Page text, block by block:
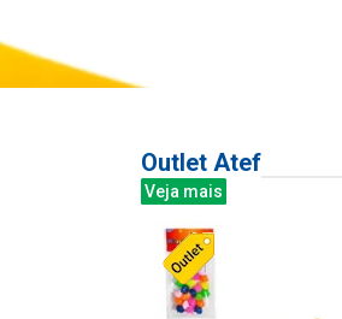
Outlet Atef
Veja mais